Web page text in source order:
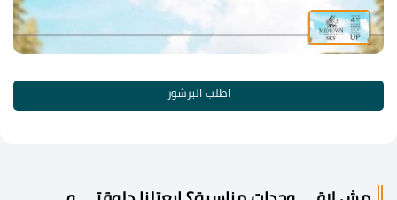
اطلب البرشور